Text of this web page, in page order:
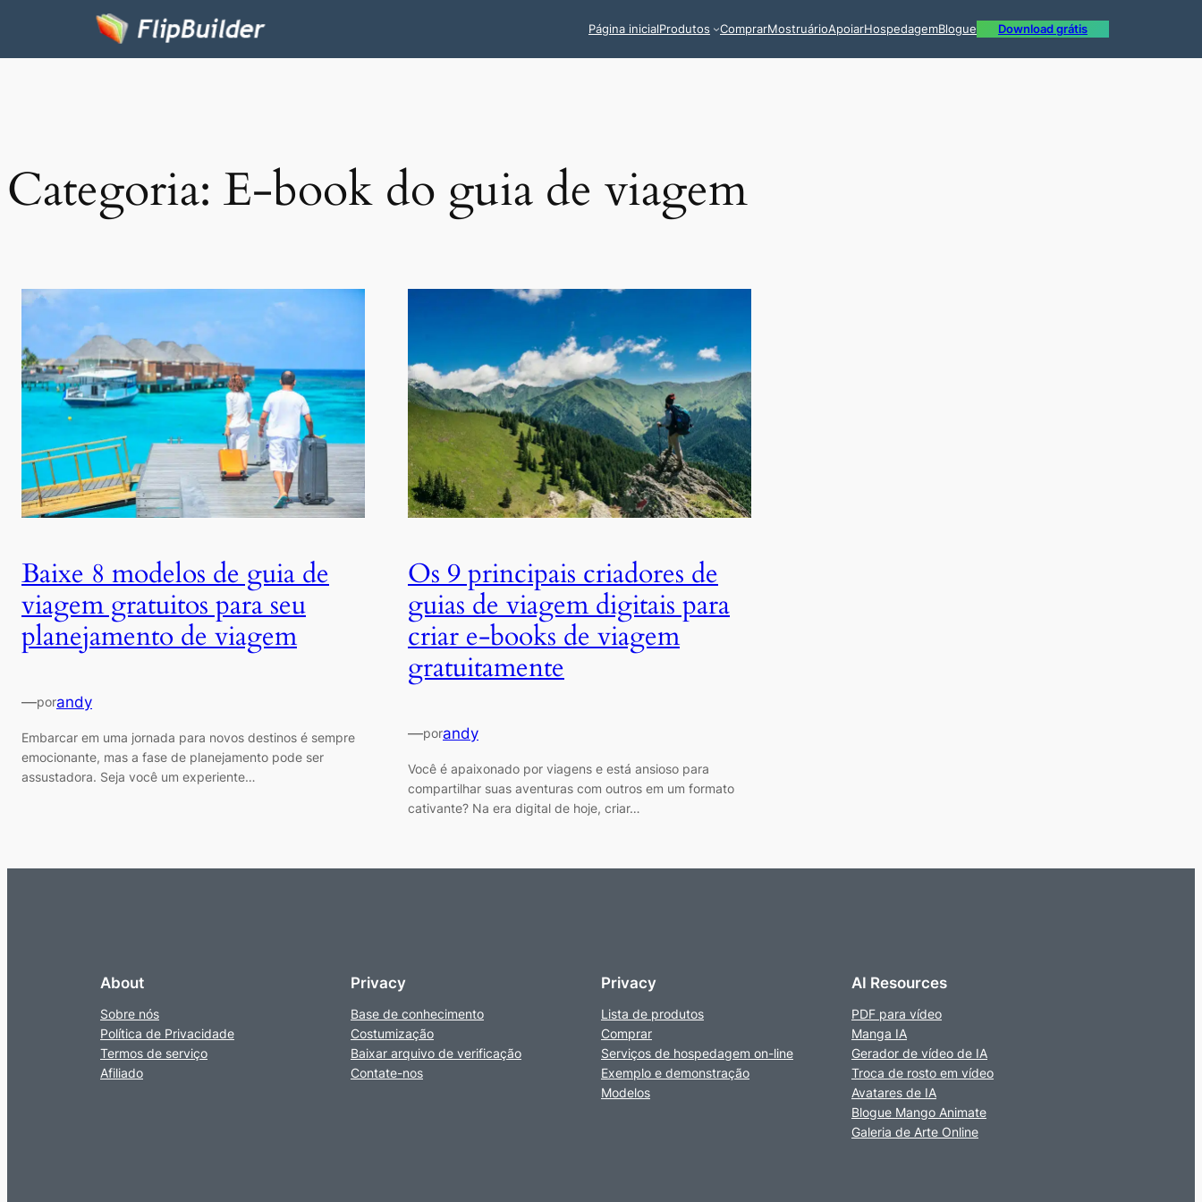
Página inicialProdutos ComprarMostruárioApoiarHospedagemBlogue Download grátis
Categoria: E-book do guia de viagem
Baixe 8 modelos de guia de
viagem gratuitos para seu
planejamento de viagem
—porandy
Embarcar em uma jornada para novos destinos é sempre
emocionante, mas a fase de planejamento pode ser
assustadora. Seja você um experiente…
Os 9 principais criadores de
guias de viagem digitais para
criar e-books de viagem
gratuitamente
—porandy
Você é apaixonado por viagens e está ansioso para
compartilhar suas aventuras com outros em um formato
cativante? Na era digital de hoje, criar…
About
Sobre nós
Política de Privacidade
Termos de serviço
Afiliado
Privacy
Base de conhecimento
Costumização
Baixar arquivo de verificação
Contate-nos
Privacy
Lista de produtos
Comprar
Serviços de hospedagem on-line
Exemplo e demonstração
Modelos
AI Resources
PDF para vídeo
Manga IA
Gerador de vídeo de IA
Troca de rosto em vídeo
Avatares de IA
Blogue Mango Animate
Galeria de Arte Online